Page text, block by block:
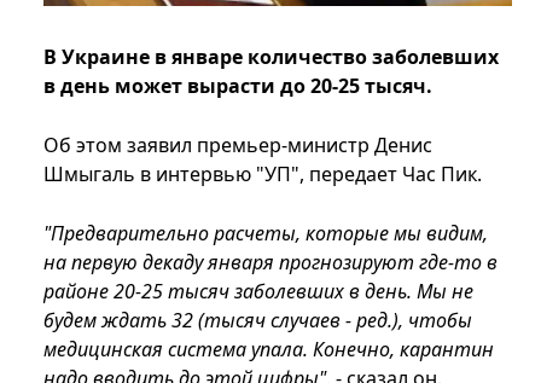
В Украине в январе количество заболевших
в день может вырасти до 20-25 тысяч.
Об этом заявил премьер-министр Денис
Шмыгаль в интервью "УП", передает Час Пик.
"Предварительно расчеты, которые мы видим,
на первую декаду января прогнозируют где-то в
районе 20-25 тысяч заболевших в день. Мы не
будем ждать 32 (тысяч случаев - ред.), чтобы
медицинская система упала. Конечно, карантин